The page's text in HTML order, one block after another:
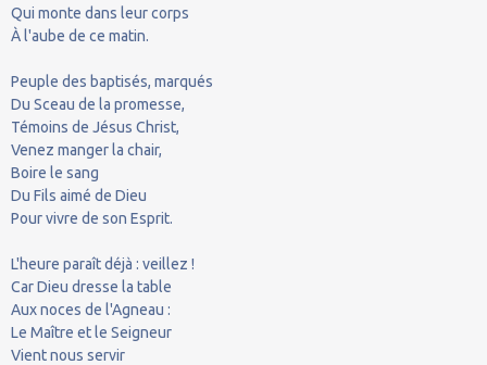
Qui monte dans leur corps
À l'aube de ce matin.
Peuple des baptisés, marqués
Du Sceau de la promesse,
Témoins de Jésus Christ,
Venez manger la chair,
Boire le sang
Du Fils aimé de Dieu
Pour vivre de son Esprit.
L'heure paraît déjà : veillez !
Car Dieu dresse la table
Aux noces de l'Agneau :
Le Maître et le Seigneur
Vient nous servir